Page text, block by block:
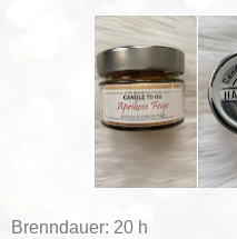
Brenndauer: 20 h